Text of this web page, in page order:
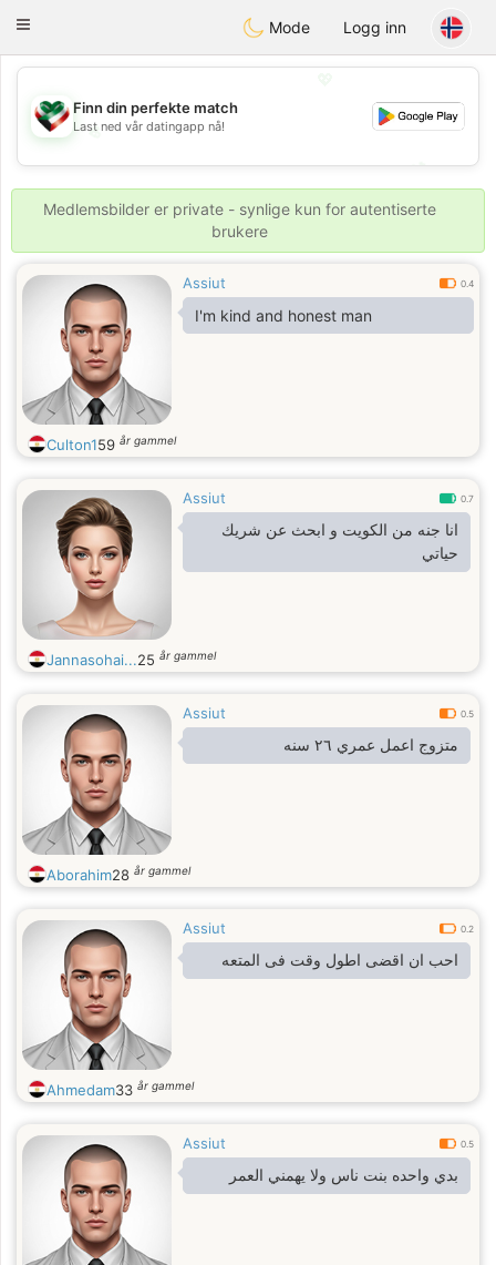
KuwaitChat
Toggle
Mode Logg inn
💖
💕
💕
Finn din perfekte match
Last ned vår datingapp nå!
Medlemsbilder er private - synlige kun for autentiserte
brukere
Assiut 0.4
I'm kind and honest man
Culton159 år gammel
Assiut 0.7
انا جنه من الكويت و ابحث عن شريك
حياتي
Jannasohai...25 år gammel
Assiut 0.5
متزوج اعمل عمري ٢٦ سنه
Aborahim28 år gammel
Assiut 0.2
احب ان اقضى اطول وقت فى المتعه
Ahmedam33 år gammel
Assiut 0.5
بدي واحده بنت ناس ولا يهمني العمر